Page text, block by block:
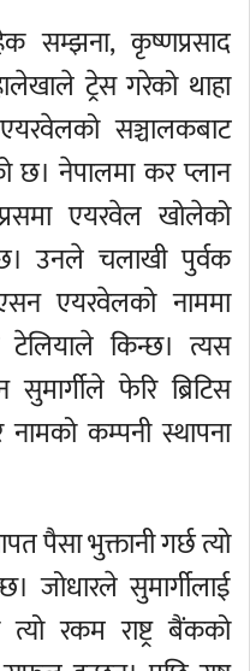
सम्झना, कृष्णप्रसाद
ट्रेस गरेको थाहा
सञ्चालकबाट
छ। नेपालमा कर प्लान
एयरवेल खोलेको
उनले चलाखी पुर्वक
एयरवेलको नाममा
किन्छ। त्यस
फेरि ब्रिटिस
कम्पनी स्थापना
पैसा भुक्तानी गर्छ त्यो
जोधारले सुमार्गीलाई
रकम राष्ट्र बैंकको